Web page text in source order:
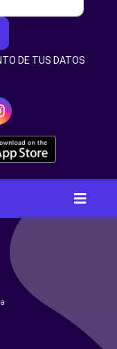
DE TUS DATOS